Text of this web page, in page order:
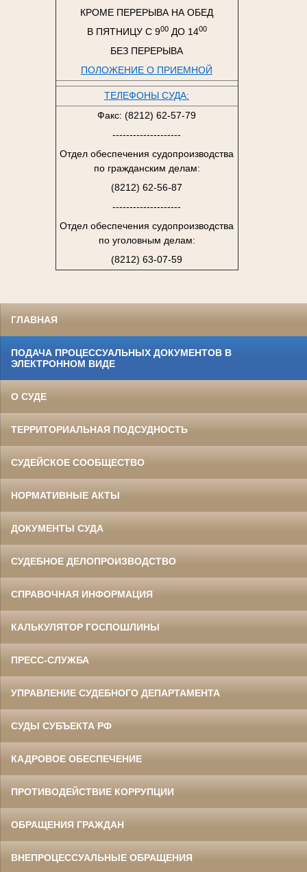
КРОМЕ ПЕРЕРЫВА НА ОБЕД
В ПЯТНИЦУ С 900ДО 1400
БЕЗ ПЕРЕРЫВА
ПОЛОЖЕНИЕ О ПРИЕМНОЙ
ТЕЛЕФОНЫ СУДА:
Факс: (8212) 62-57-79
--------------------
Отдел обеспечения судопроизводства
по гражданским делам:
(8212) 62-56-87
--------------------
Отдел обеспечения судопроизводства
по уголовным делам:
(8212) 63-07-59
ГЛАВНАЯ
ПОДАЧА ПРОЦЕССУАЛЬНЫХ ДОКУМЕНТОВ В
ЭЛЕКТРОННОМ ВИДЕ
О СУДЕ
ТЕРРИТОРИАЛЬНАЯ ПОДСУДНОСТЬ
СУДЕЙСКОЕ СООБЩЕСТВО
НОРМАТИВНЫЕ АКТЫ
ДОКУМЕНТЫ СУДА
СУДЕБНОЕ ДЕЛОПРОИЗВОДСТВО
СПРАВОЧНАЯ ИНФОРМАЦИЯ
КАЛЬКУЛЯТОР ГОСПОШЛИНЫ
ПРЕСС-СЛУЖБА
УПРАВЛЕНИЕ СУДЕБНОГО ДЕПАРТАМЕНТА
СУДЫ СУБЪЕКТА РФ
КАДРОВОЕ ОБЕСПЕЧЕНИЕ
ПРОТИВОДЕЙСТВИЕ КОРРУПЦИИ
ОБРАЩЕНИЯ ГРАЖДАН
ВНЕПРОЦЕССУАЛЬНЫЕ ОБРАЩЕНИЯ